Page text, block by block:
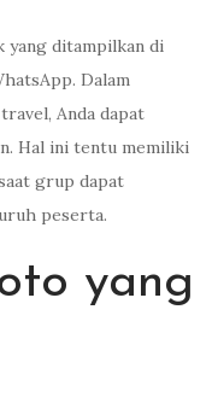
yang ditampilkan di
Dalam
Anda dapat
Hal ini tentu memiliki
grup dapat
peserta.
yang